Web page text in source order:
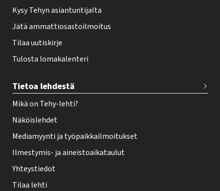
Kysy Tehyn asiantuntijalta
Jätä ammattiosastoilmoitus
Tilaa uutiskirje
Tulosta lomakalenteri
Tietoa lehdestä
Mikä on Tehy-lehti?
Näköislehdet
Mediamyynti ja työpaikkailmoitukset
Ilmestymis- ja aineistoaikataulut
Yhteystiedot
Tilaa lehti